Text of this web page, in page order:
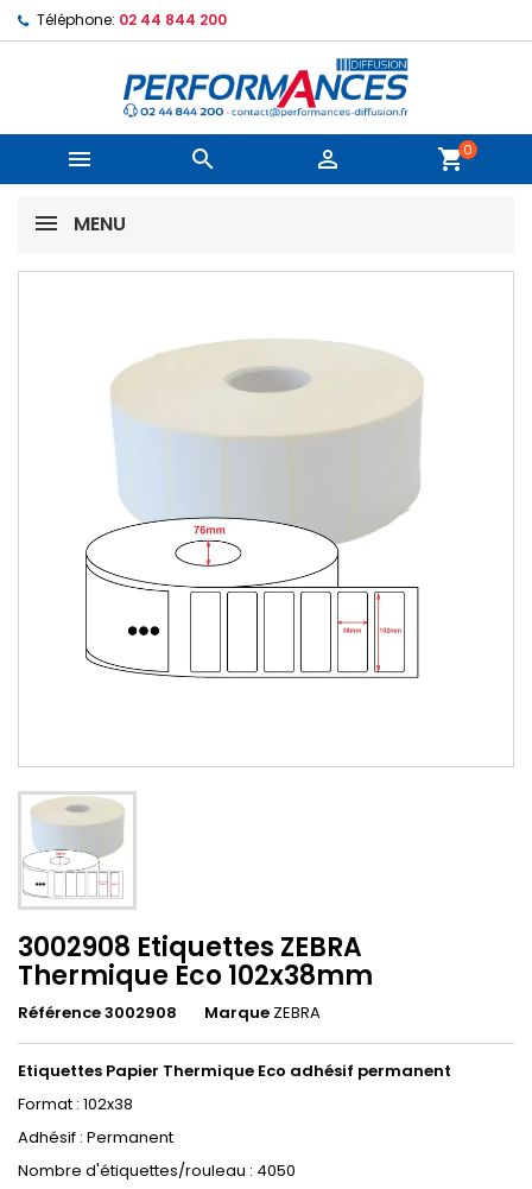
Téléphone: 02 44 844 200
   shopping_cart0
MENU
3002908 Etiquettes ZEBRA
Thermique Eco 102x38mm
Référence 3002908 Marque ZEBRA
Etiquettes Papier Thermique Eco adhésif permanent
Format : 102x38
Adhésif : Permanent
Nombre d'étiquettes/rouleau : 4050